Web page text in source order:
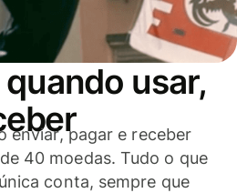
usar,
enviar, pagar e receber
40 moedas. Tudo o que
conta, sempre que